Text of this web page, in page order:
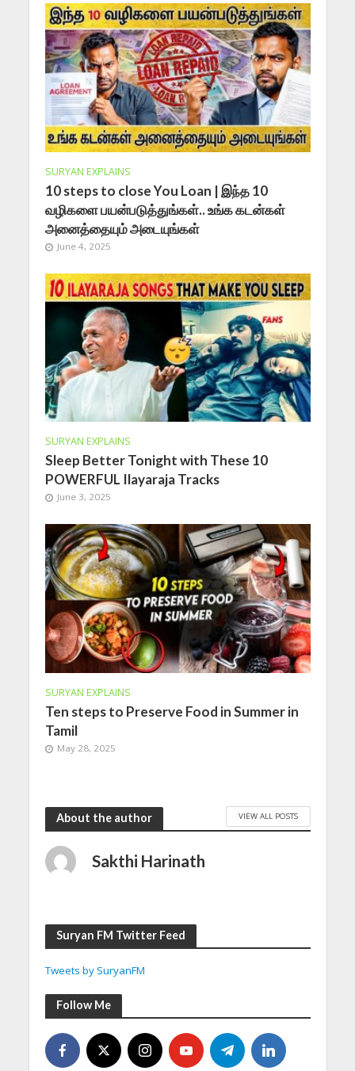
SURYAN EXPLAINS
10 steps to close You Loan | இந்த 10
வழிகளை பயன்படுத்துங்கள்.. உங்க கடன்கள்
அனைத்தையும் அடையுங்கள்
June 4, 2025
SURYAN EXPLAINS
Sleep Better Tonight with These 10
POWERFUL Ilayaraja Tracks
June 3, 2025
SURYAN EXPLAINS
Ten steps to Preserve Food in Summer in
Tamil
May 28, 2025
About the author VIEW ALL POSTS
Sakthi Harinath
Suryan FM Twitter Feed
Tweets by SuryanFM
Follow Me